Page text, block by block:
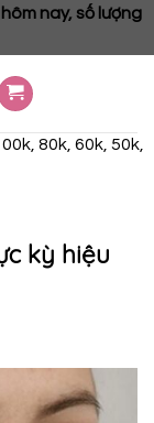
nay, số lượng
80k, 60k, 50k,
kỳ hiệu